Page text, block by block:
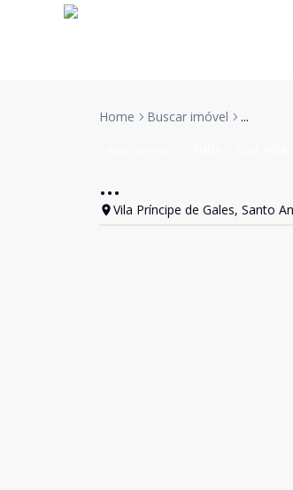
Home Buscar imóvel ...
...
Vila Príncipe de Gales, Santo